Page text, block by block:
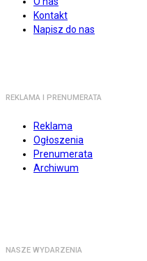
Kontakt
Napisz do nas
REKLAMA I PRENUMERATA
Reklama
Ogłoszenia
Prenumerata
Archiwum
NASZE WYDARZENIA